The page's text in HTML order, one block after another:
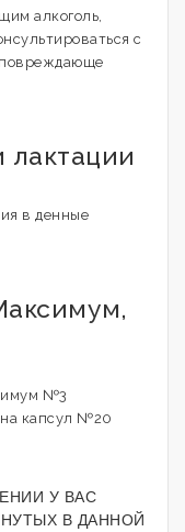
алкоголь,
с
повреждающе
в денные
№3
капсул №20
У ВАС
В ДАННОЙ